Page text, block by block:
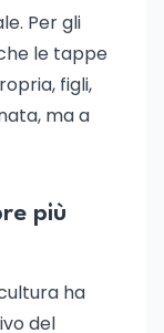
Per gli
le tappe
figli,
ma a
più
ha
del